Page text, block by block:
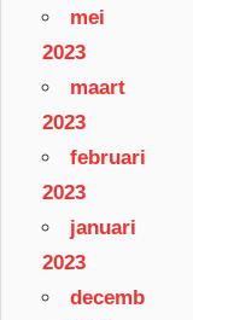
mei
2023
maart
2023
februari
2023
januari
2023
decemb